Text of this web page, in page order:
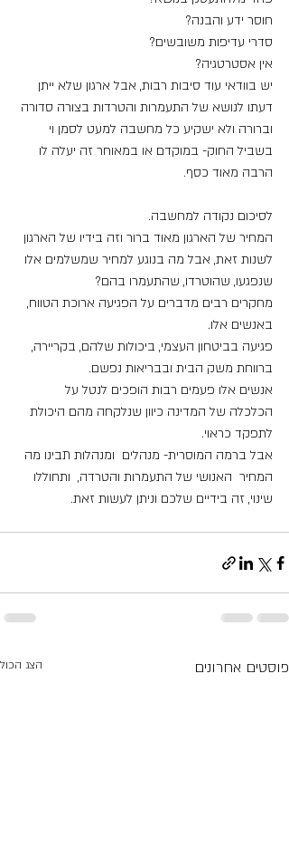
חוסר ידע והבנה?
סדרי עדיפות משובשים?
אין אסטרטגיה?
יש בוודאי עוד סיבות רבות, אבל ארגון שלא ייתן
דעתו לנושא של התעמרות והטרדות בצורה סדורה
וברורה ולא ישקיע כל מחשבה למעט לסמן וי
בשביל החוק- במוקדם או במאוחר זה יעלה לו
הרבה מאוד כסף.
לסיכום נקודה למחשבה.
המחיר של הארגון מאוד ברור וזה בידיו של הארגון
לשנות זאת, אבל מה בנוגע למחיר שמשלמים אלו
שנפגעו, שהוטרדו, שהתעמרו בהם?
מחקרים רבים מדברים על הפגיעה ארוכת הטווח,
באנשים אלו.
פגיעה בביטחון העצמי, ביכולות שלהם, בקריירה,
ברווחת משק הבית ובבריאות נפשם.
אנשים אלו פעמים רבות הופכים לנטל על
הכלכלה של המדינה כיוון שנלקחה מהם היכולת
לתפקד כראוי.
אבל ברמה המוסרית- מנהלים  ומנהלות תבינו מה
המחיר  האנושי של התעמרות והטרדה,  ותחוללו
שינוי, זה בידיים שלכם וניתן לעשות זאת.
פוסטים אחרונים הצג הכול